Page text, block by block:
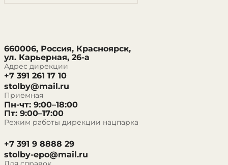
660006, Россия, Красноярск,
ул. Карьерная, 26-а
Адрес дирекции
+7 391 261 17 10
stolby@mail.ru
Приёмная
Пн-чт: 9:00–18:00
Пт: 9:00–17:00
Режим работы дирекции нацпарка
+7 391 9 8888 29
stolby-epo@mail.ru